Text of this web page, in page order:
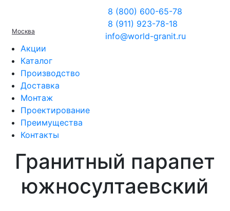
Москва
8 (800) 600-65-78
8 (911) 923-78-18
info@world-granit.ru
Акции
Каталог
Производство
Доставка
Монтаж
Проектирование
Преимущества
Контакты
Гранитный парапет
южносултаевский